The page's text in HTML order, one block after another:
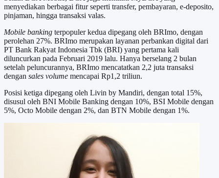
menyediakan berbagai fitur seperti transfer, pembayaran, e-deposito,
pinjaman, hingga transaksi valas.
Mobile banking terpopuler kedua dipegang oleh BRImo, dengan
perolehan 27%. BRImo merupakan layanan perbankan digital dari
PT Bank Rakyat Indonesia Tbk (BRI) yang pertama kali
diluncurkan pada Februari 2019 lalu. Hanya berselang 2 bulan
setelah peluncurannya, BRImo mencatatkan 2,2 juta transaksi
dengan sales volume mencapai Rp1,2 triliun.
Posisi ketiga dipegang oleh Livin by Mandiri, dengan total 15%,
disusul oleh BNI Mobile Banking dengan 10%, BSI Mobile dengan
5%, Octo Mobile dengan 2%, dan BTN Mobile dengan 1%.